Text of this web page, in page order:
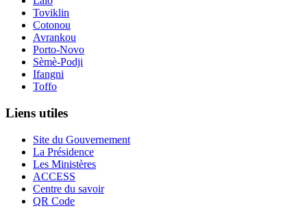
Toviklin
Cotonou
Avrankou
Porto-Novo
Sèmè-Podji
Ifangni
Toffo
Liens utiles
Site du Gouvernement
La Présidence
Les Ministères
ACCESS
Centre du savoir
QR Code